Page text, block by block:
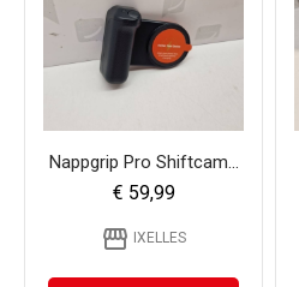
Nappgrip Pro Shiftcam...
€ 59,99
storefront IXELLES